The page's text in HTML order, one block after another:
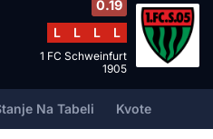
0.19
L
L L L
1 FC Schweinfurt
1905
Na Tabeli Kvote